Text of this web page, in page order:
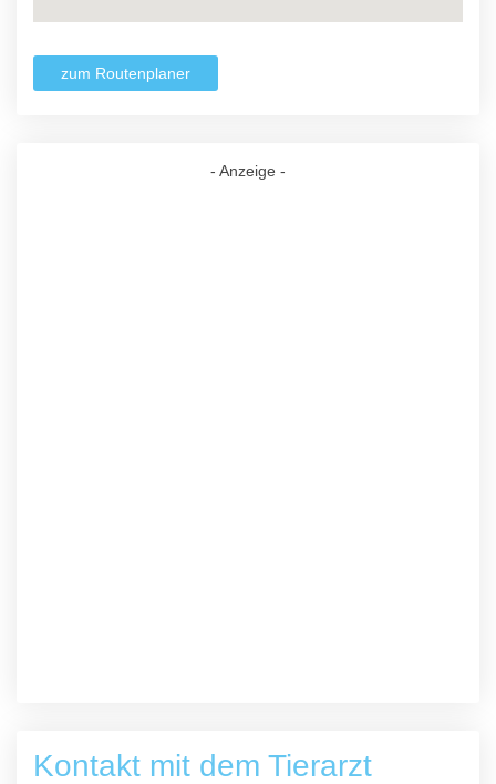
zum Routenplaner
- Anzeige -
Kontakt mit dem Tierarzt